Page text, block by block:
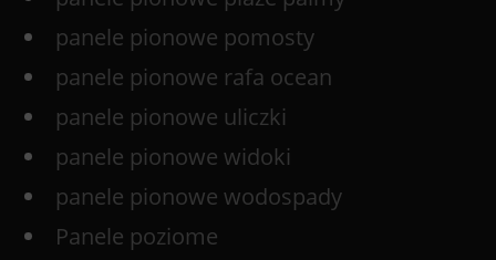
panele pionowe pomosty
panele pionowe rafa ocean
panele pionowe uliczki
panele pionowe widoki
panele pionowe wodospady
Panele poziome